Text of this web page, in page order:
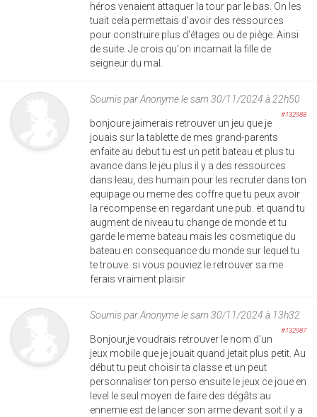
héros venaient attaquer la tour par le bas. On les
tuait cela permettais d'avoir des ressources
pour construire plus d'étages ou de piège. Ainsi
de suite. Je crois qu'on incarnait la fille de
seigneur du mal.
Soumis parAnonymele sam 30/11/2024 à 22h50
#132988
bonjoure jaimerais retrouver un jeu que je
jouais sur la tablette de mes grand-parents
enfaite au debut tu est un petit bateau et plus tu
avance dans le jeu plus il y a des ressources
dans leau, des humain pour les recruter dans ton
equipage ou meme des coffre que tu peux avoir
la recompense en regardant une pub. et quand tu
augment de niveau tu change de monde et tu
garde le meme bateau mais les cosmetique du
bateau en consequance du monde sur lequel tu
te trouve. si vous pouviez le retrouver sa me
ferais vraiment plaisir
Soumis parAnonymele sam 30/11/2024 à 13h32
#132987
Bonjour,je voudrais retrouver le nom d'un
jeux mobile que je jouait quand jetait plus petit. Au
début tu peut choisir ta classe et un peut
personnaliser ton perso ensuite le jeux ce joue en
level le seul moyen de faire des dégâts au
ennemie est de lancer son arme devant soit il y a